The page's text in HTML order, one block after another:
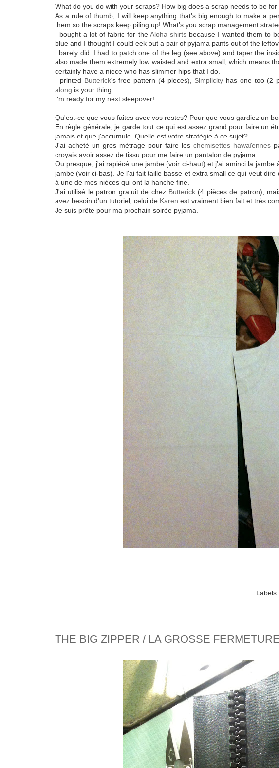
What do you do with your scraps? How big does a scrap needs to be
As a rule of thumb, I will keep anything that's big enough to make a
them so the scraps keep piling up! What's you scrap management
I bought a lot of fabric for the Aloha shirtsbecause I wanted them to
blue and I thought I could eek out a pair of pyjama pants out of the
I barely did. I had to patch one of the leg (see above) and taper the
also made them extremely low waisted and extra small, which means
certainly have a niece who has slimmer hips that I do.
I printed Butterick's free pattern (4 pieces), Simplicity has one too (2
along is your thing.
I'm ready for my next sleepover!
Qu'est-ce que vous faites avec vos restes? Pour que vous gardiez un
En règle générale, je garde tout ce qui est assez grand pour faire un
jamais et que j'accumule. Quelle est votre stratégie à ce sujet?
J'ai acheté un gros métrage pour faire les chemisettes hawaïennes
croyais avoir assez de tissu pour me faire un pantalon de pyjama.
Ou presque, j'ai rapiécé une jambe (voir ci-haut) et j'ai aminci la
jambe (voir ci-bas). Je l'ai fait taille basse et extra small ce qui veut
à une de mes nièces qui ont la hanche fine.
J'ai utilisé le patron gratuit de chez Butterick (4 pièces de patron),
avez besoin d'un tutoriel, celui de Karen est vraiment bien fait et très
Je suis prête pour ma prochain soirée pyjama.
Labels:
THE BIG ZIPPER / LA GROSSE FERMETURE